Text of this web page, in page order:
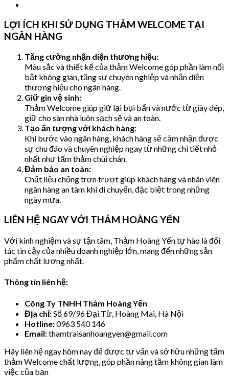
LỢI ÍCH KHI SỬ DỤNG THẢM WELCOME TẠI
NGÂN HÀNG
Tăng cường nhận diện thương hiệu:
Màu sắc và thiết kế của thảm Welcome góp phần làm nổi
bật không gian, tăng sự chuyên nghiệp và nhận diện
thương hiệu cho ngân hàng.
Giữ gìn vệ sinh:
Thảm Welcome giúp giữ lại bụi bẩn và nước từ giày dép,
giữ cho sàn nhà luôn sạch sẽ và an toàn.
Tạo ấn tượng với khách hàng:
Khi bước vào ngân hàng, khách hàng sẽ cảm nhận được
sự chu đáo và chuyên nghiệp ngay từ những chi tiết nhỏ
nhất như tấm thảm chùi chân.
Đảm bảo an toàn:
Chất liệu chống trơn trượt giúp khách hàng và nhân viên
ngân hàng an tâm khi di chuyển, đặc biệt trong những
ngày mưa.
LIÊN HỆ NGAY VỚI THẢM HOÀNG YẾN
Với kinh nghiệm và sự tận tâm, Thảm Hoàng Yến tự hào là đối
tác tin cậy của nhiều doanh nghiệp lớn, mang đến những sản
phẩm chất lượng nhất.
Thông tin liên hệ:
Công Ty TNHH Thảm Hoàng Yến
Địa chỉ:Số 69/96 Đại Từ, Hoàng Mai, Hà Nội
Hotline:0963 540 146
Email:thamtraisanhoangyen@gmail.com
Hãy liên hệ ngay hôm nay để được tư vấn và sở hữu những tấm
thảm Welcome chất lượng, góp phần nâng tầm không gian làm
việc của bạn